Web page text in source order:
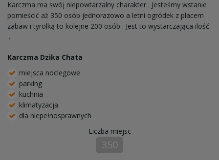
Karczma ma swój niepowtarzalny charakter . Jesteśmy wstanie
pomieścić aż 350 osób jednorazowo a letni ogródek z placem
zabaw i tyrolką to kolejne 200 osób . Jest to wystarczająca ilość
...
Karczma Dzika Chata
miejsca noclegowe
parking
kuchnia
klimatyzacja
dla niepełnosprawnych
Liczba miejsc
350